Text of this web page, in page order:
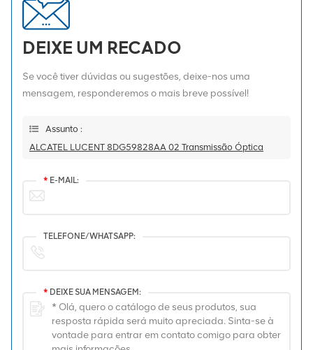
DEIXE UM RECADO
Se você tiver dúvidas ou sugestões, deixe-nos uma
mensagem, responderemos o mais breve possível!
Assunto :
ALCATEL LUCENT 8DG59828AA 02 Transmissão Óptica
* E-MAIL:
TELEFONE/WHATSAPP:
* DEIXE SUA MENSAGEM: